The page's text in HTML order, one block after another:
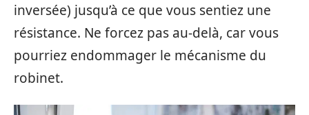
inversée) jusqu’à ce que vous sentiez une
résistance. Ne forcez pas au-delà, car vous
pourriez endommager le mécanisme du
robinet.